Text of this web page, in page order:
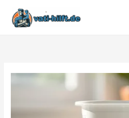
Inhalt
springen